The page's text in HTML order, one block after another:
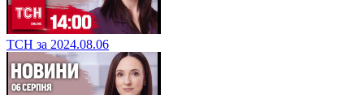
ТСН за 2024.08.06